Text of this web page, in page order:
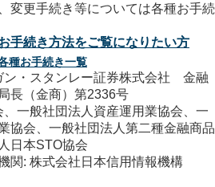
手続き方法をご覧になりたい方
種お手続き一覧
ン・スタンレー証券株式会社 金融
長（金商）第2336号
一般社団法人資産運用業協会、一
協会、一般社団法人第二種金融商品
日本STO協会
関: 株式会社日本信用情報機構